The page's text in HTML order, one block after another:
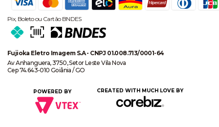
Pix, Boleto ou Cartão BNDES
Fujioka Eletro Imagem S.A - CNPJ 01.008.713/0001-64
Av Anhanguera, 3750, Setor Leste Vila Nova
Cep 74.643-010 Goiânia / GO
POWERED BY CREATED WITH MUCH LOVE BY